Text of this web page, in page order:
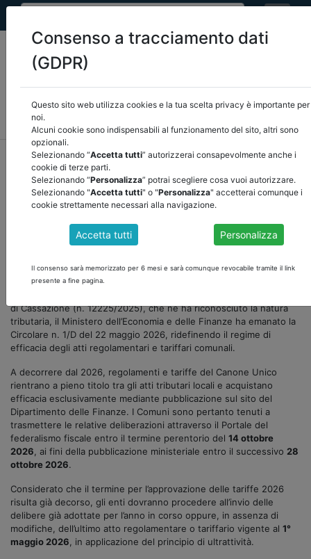
MEF FINANZA LOCALE/OSSERVATORIO
NORMATIVA
CORTE DEI CONTI E GIURISPRUDENZA
home documenti pubblici mef/torna indietro
DOCUMENTI PUBBLICI
CANONE UNICO: OBBLIGO DI INVIO AL MEF
Importante novità per il Canone Unico Patrimoniale di cui alla L.
di Cassazione (n. 12225/2025), che ne ha riconosciuto la natura
tributaria, il Ministero dell’Economia e delle Finanze ha emanato la
Circolare n. 1/D del 22 maggio 2026, ridefinendo il regime di
efficacia degli atti regolamentari e tariffari comunali.
A decorrere dal 2026, regolamenti e tariffe del Canone Unico
rientrano a pieno titolo tra gli atti tributari locali e acquistano
efficacia esclusivamente mediante pubblicazione sul sito del
Dipartimento delle Finanze. I Comuni sono pertanto tenuti a
trasmettere le relative deliberazioni attraverso il Portale del
federalismo fiscale entro il termine perentorio del 14 ottobre
2026 , ai fini della pubblicazione ministeriale entro il successivo 28
ottobre 2026.
Considerato che il termine per l’approvazione delle tariffe 2026
risulta già decorso, gli enti dovranno procedere all’invio delle
delibere già adottate per l’anno in corso oppure, in assenza di
modifiche, dell’ultimo atto regolamentare o tariffario vigente al 1°
maggio 2026 , in applicazione del principio di ultrattività.
Consenso a tracciamento dati
(GDPR)
Questo sito web utilizza cookies e la tua scelta privacy è importante per
noi.
Alcuni cookie sono indispensabili al funzionamento del sito, altri sono
opzionali.
Selezionando “Accetta tutti” autorizzerai consapevolmente anche i
cookie di terze parti.
Selezionando “Personalizza” potrai scegliere cosa vuoi autorizzare.
Selezionando "Accetta tutti" o "Personalizza" accetterai comunque i
cookie strettamente necessari alla navigazione.
Accetta tutti Personalizza
Il consenso sarà memorizzato per 6 mesi e sarà comunque revocabile tramite il link
presente a fine pagina.